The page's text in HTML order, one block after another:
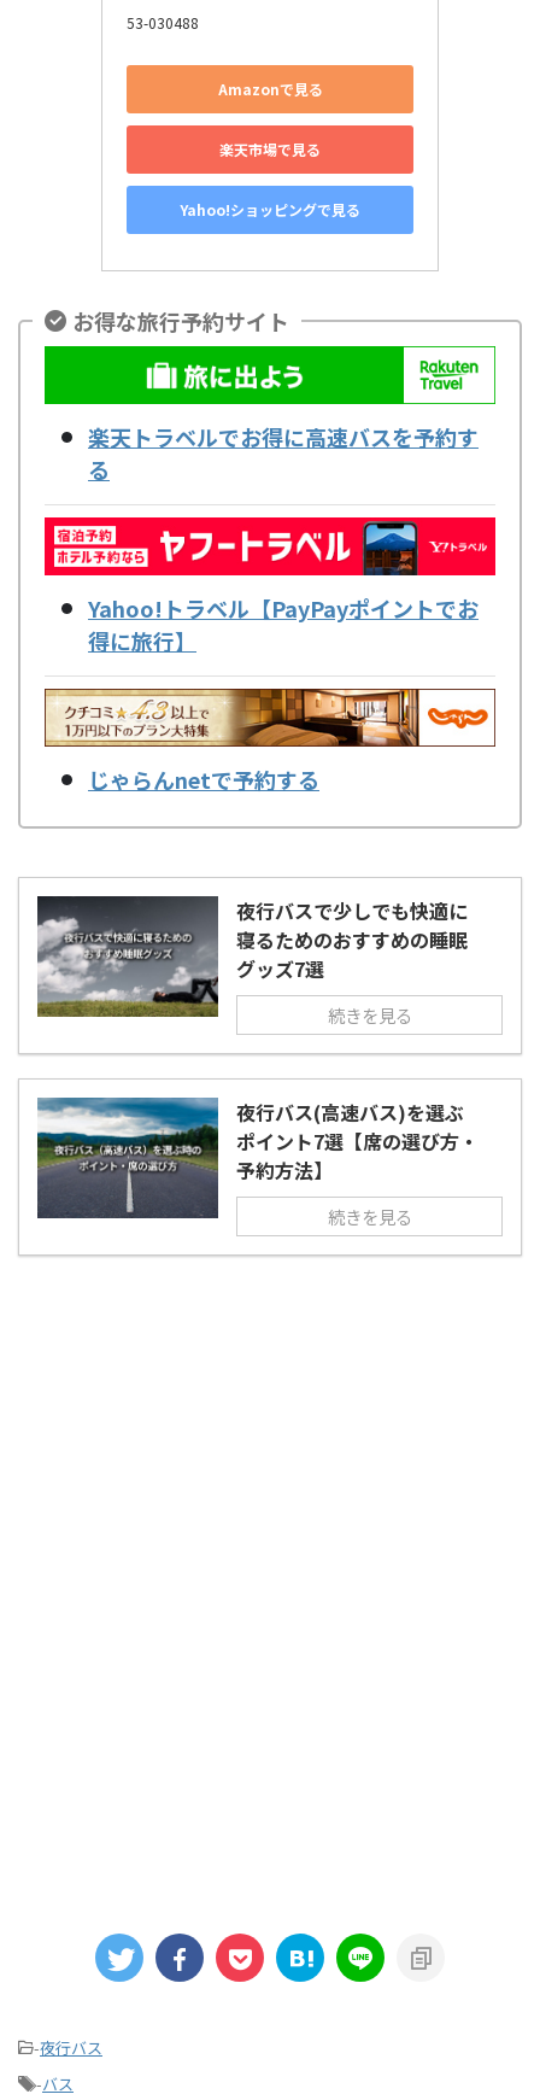
53-030488
Amazonで見る
楽天市場で見る
Yahoo!ショッピングで見る
お得な旅行予約サイト
楽天トラベルでお得に高速バスを予約す
る
Yahoo!トラベル【PayPayポイントでお
得に旅行】
じゃらんnetで予約する
夜行バスで少しでも快適に
寝るためのおすすめの睡眠
グッズ7選
続きを見る
夜行バス(高速バス)を選ぶ
ポイント7選【席の選び方・
予約方法】
続きを見る
-夜行バス
-バス